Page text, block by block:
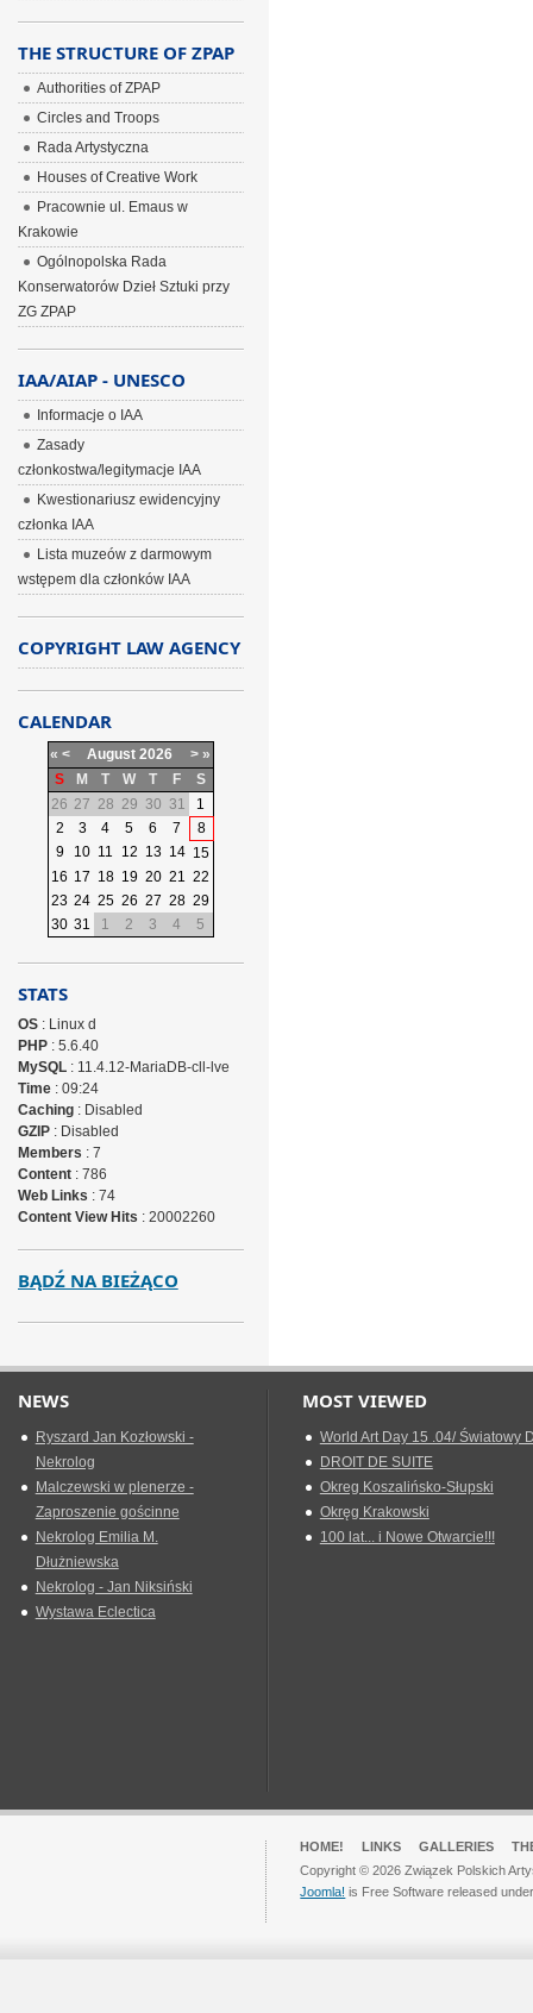
THE STRUCTURE OF ZPAP
Authorities of ZPAP
Circles and Troops
Rada Artystyczna
Houses of Creative Work
Pracownie ul. Emaus w
Krakowie
Ogólnopolska Rada
Konserwatorów Dzieł Sztuki przy
ZG ZPAP
IAA/AIAP - UNESCO
Informacje o IAA
Zasady
członkostwa/legitymacje IAA
Kwestionariusz ewidencyjny
członka IAA
Lista muzeów z darmowym
wstępem dla członków IAA
COPYRIGHT LAW AGENCY
CALENDAR
« < August 2026 > »
S
M T W T F
S
26 27 28 29 30 31
1
2
3 4 5 6 7
8
9
10 11 12 13 14 15
16 17 18 19 20 21 22
23 24 25 26 27 28 29
30 31 1 2 3 4 5
STATS
OS: Linux d
PHP: 5.6.40
MySQL: 11.4.12-MariaDB-cll-lve
Time: 09:24
Caching: Disabled
GZIP: Disabled
Members : 7
Content: 786
Web Links : 74
Content View Hits : 20002260
BĄDŹ NA BIEŻĄCO
NEWS
Ryszard Jan Kozłowski -
Nekrolog
Malczewski w plenerze -
Zaproszenie gościnne
Nekrolog Emilia M.
Dłużniewska
Nekrolog - Jan Niksiński
Wystawa Eclectica
MOST VIEWED
World Art Day 15 .04/ Światowy
DROIT DE SUITE
Okreg Koszalińsko-Słupski
Okręg Krakowski
100 lat... i Nowe Otwarcie!!!
HOME! LINKS GALLERIES
Copyright © 2026 Związek Polskich
Joomla! is Free Software released